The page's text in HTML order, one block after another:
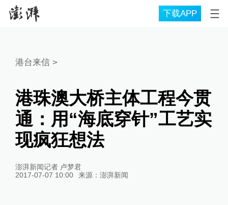
下载APP
港台来信>
港珠澳大桥主体工程今贯
通：用“海底穿针”工艺实
现疯狂想法
澎湃新闻记者 卢梦君
2017-07-07 10:00
来源： 澎湃新闻